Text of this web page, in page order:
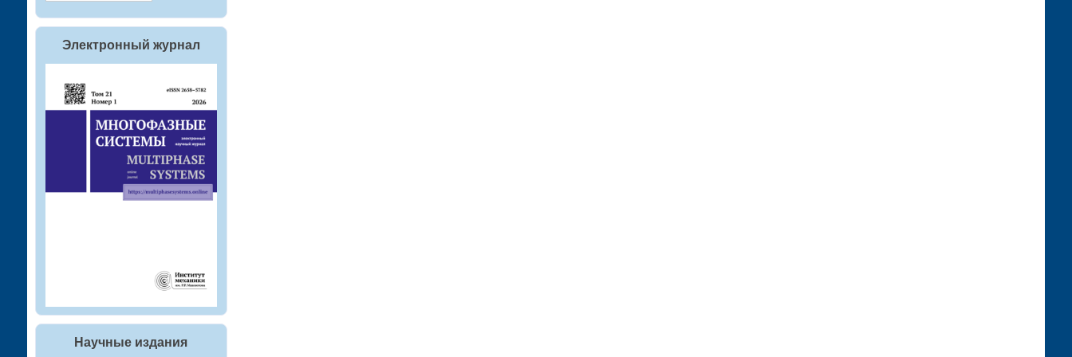
Электронный журнал
Научные издания